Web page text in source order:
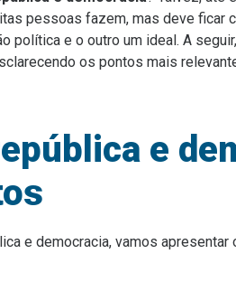
pessoas fazem, mas deve ficar
política e o outro um ideal. A
os pontos mais
e
e democracia, vamos